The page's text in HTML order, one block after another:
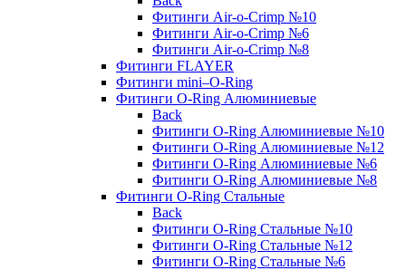
Фитинги Air-o-Crimp №10
Фитинги Air-o-Crimp №6
Фитинги Air-o-Crimp №8
Фитинги FLAYER
Фитинги mini–O-Ring
Фитинги O-Ring Алюминиевые
Back
Фитинги O-Ring Алюминиевые №10
Фитинги O-Ring Алюминиевые №12
Фитинги O-Ring Алюминиевые №6
Фитинги O-Ring Алюминиевые №8
Фитинги O-Ring Стальные
Back
Фитинги O-Ring Стальные №10
Фитинги O-Ring Стальные №12
Фитинги O-Ring Стальные №6